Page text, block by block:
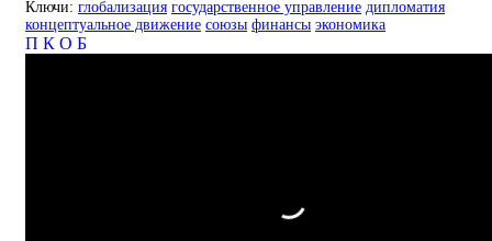
Ключи: глобализация государственное управление дипломатия
концептуальное движение союзы финансы экономика
П К О Б